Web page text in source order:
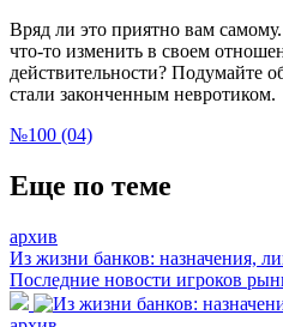
Вряд ли это приятно вам
что-то изменить в своем
действительности? Подумайте
стали законченным невротиком.
№100 (04)
Еще по теме
архив
Из жизни банков: назначения,
Последние новости игроков